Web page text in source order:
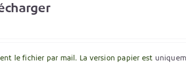
le fichier par mail. La version papier est